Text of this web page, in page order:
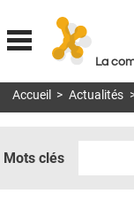
La
MON COMPTE
Accueil > Actualités
Mots clés